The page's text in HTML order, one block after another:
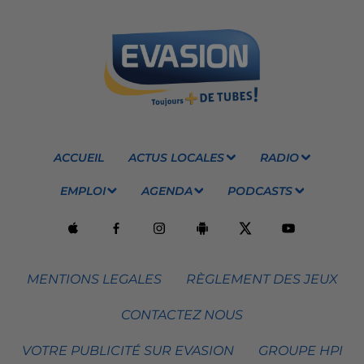
ACCUEIL ACTUS LOCALES RADIO
EMPLOI AGENDA PODCASTS
MENTIONS LEGALES RÈGLEMENT DES JEUX
CONTACTEZ NOUS
VOTRE PUBLICITÉ SUR EVASION GROUPE HPI